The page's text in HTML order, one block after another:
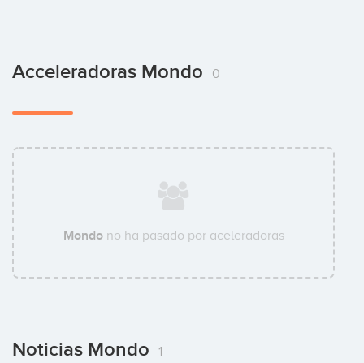
Acceleradoras Mondo 0
Mondono ha pasado por aceleradoras
Noticias Mondo 1